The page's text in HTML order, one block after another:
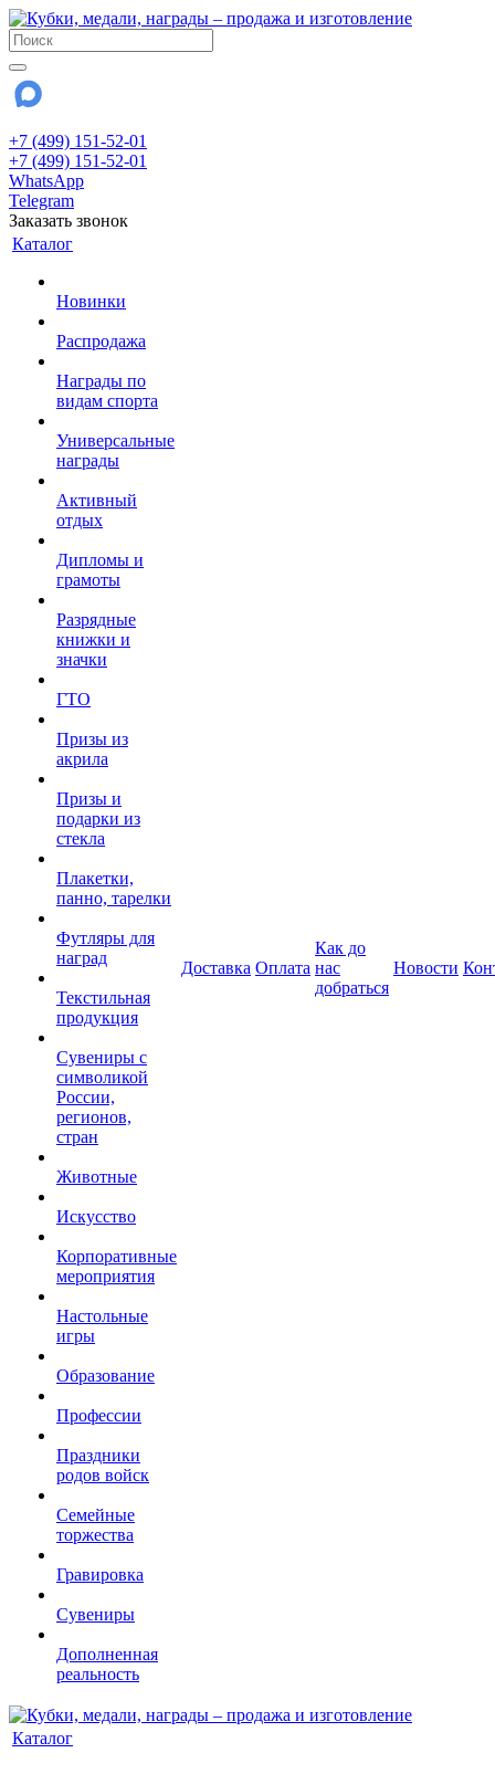
+7 (499) 151-52-01
+7 (499) 151-52-01
WhatsApp
Telegram
Заказать звонок
Каталог
Новинки
Распродажа
Награды по
видам спорта
Универсальные
награды
Активный
отдых
Дипломы и
грамоты
Разрядные
книжки и
значки
ГТО
Призы из
акрила
Призы и
подарки из
стекла
Плакетки,
панно, тарелки
Футляры для
наград
Текстильная
продукция
Сувениры с
символикой
России,
регионов,
стран
Животные
Искусство
Корпоративные
мероприятия
Настольные
игры
Образование
Профессии
Праздники
родов войск
Семейные
торжества
Гравировка
Сувениры
Дополненная
реальность
Доставка Оплата
Как до
нас
добраться
Новости
Каталог